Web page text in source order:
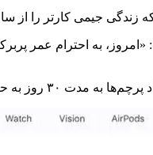
به احترام عمر
نیمه‌افراشته درآیند.